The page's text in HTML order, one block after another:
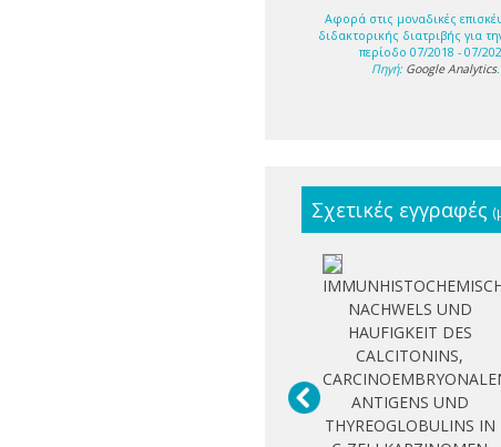
Αφορά στις μοναδικές
διδακτορικής διατριβής για
περίοδο 07/2018 - 07/
Πηγή: Google Analytics.
Σχετικές εγγραφές
NACHWELS UND
HAUFIGKEIT DES
CALCITONINS,
ANTIGENS UND
THYREOGLOBULINS IN